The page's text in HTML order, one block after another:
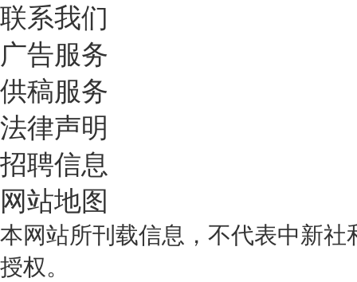
联系我们
广告服务
供稿服务
法律声明
招聘信息
网站地图
本网站所刊载信息，不代表中新
授权。